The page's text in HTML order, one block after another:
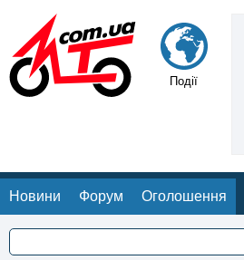
Події
Новини Форум Оголошення